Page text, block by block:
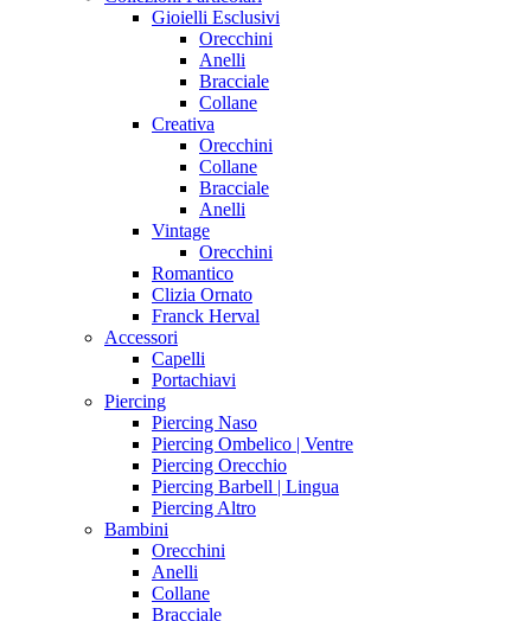
Gioielli Esclusivi
Orecchini
Anelli
Bracciale
Collane
Creativa
Orecchini
Collane
Bracciale
Anelli
Vintage
Orecchini
Romantico
Clizia Ornato
Franck Herval
Accessori
Capelli
Portachiavi
Piercing
Piercing Naso
Piercing Ombelico | Ventre
Piercing Orecchio
Piercing Barbell | Lingua
Piercing Altro
Bambini
Orecchini
Anelli
Collane
Bracciale